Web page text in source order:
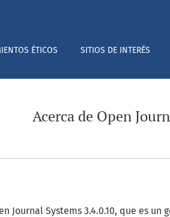
ÉTICOS SITIOS DE INTERÉS
Acerca de Open
Journal Systems 3.4.0.10, que es